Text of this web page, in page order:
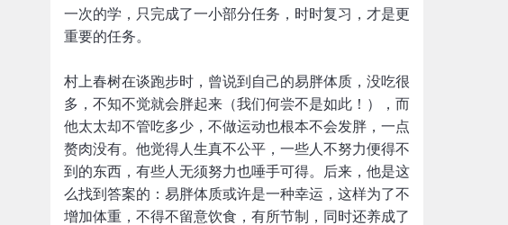
一次的学，只完成了一小部分任务，时时复习，才是更
重要的任务。
村上春树在谈跑步时，曾说到自己的易胖体质，没吃很
多，不知不觉就会胖起来（我们何尝不是如此！），而
他太太却不管吃多少，不做运动也根本不会发胖，一点
赘肉没有。他觉得人生真不公平，一些人不努力便得不
到的东西，有些人无须努力也唾手可得。后来，他是这
么找到答案的：易胖体质或许是一种幸运，这样为了不
增加体重，不得不留意饮食，有所节制，同时还养成了